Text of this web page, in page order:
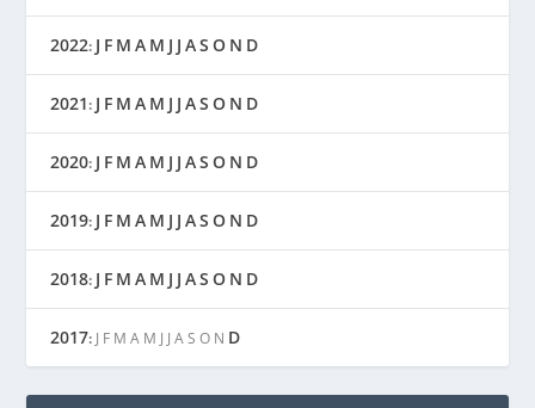
2022: J F M A M J J AS O N D
2021: J F M A M J J AS O N D
2020: J F M A M J J AS O N D
2019: J F M A M J J AS O N D
2018: J F M A M J J AS O N D
2017: J F M A M J J A S O N D